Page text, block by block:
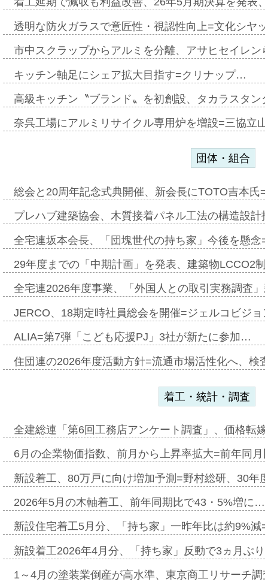
透明な防火ガラスで意匠性・視認性向上=文化シヤ
市中スクラップからアルミを分離、アサヒセイレ
キッチン軸足にシェア拡大目指す=クリナップ…
高級キッチン〝ブランド〟を初創設、タカラスタ
奈呉工場にアルミリサイクル専用炉を増設=三協立
団体・組合
総会と20周年記念式典開催、新会長にTOTO吉本氏
プレハブ建築協会、木質接着パネル工法の構造設
全宅連坂本会長、「団塊世代の持ち家」今後を懸
29年度までの「中期計画」を発表、建築物LCCO2
全宅連2026年度事業、「外国人との取引実務調査
JERCO、18期定時社員総会を開催=ジェルコビジ
ALIA=第7弾「こども応援PJ」3社が新たに参加…
住団連の2026年度活動方針=流通市場活性化へ、検
着工・統計・調査
全建総連「第6回工務店アンケート調査」、価格転
6月の企業物価指数、前月から上昇率拡大=前年同
新設着工、80万戸に向け増加予測=野村総研、30年
2026年5月の木軸着工、前年同期比で43・5%増に…
新設住宅着工5月分、「持ち家」一昨年比は約9%
新設着工2026年4月分、「持ち家」反動で3ヵ月ぶ
1～4月の塗装業倒産が高水準、東京商工リサーチ